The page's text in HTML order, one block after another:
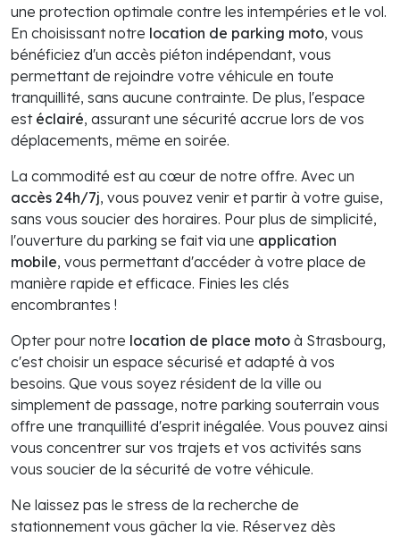
une protection optimale contre les intempéries et le vol.
En choisissant notre location de parking moto, vous
bénéficiez d'un accès piéton indépendant, vous
permettant de rejoindre votre véhicule en toute
tranquillité, sans aucune contrainte. De plus, l'espace
est éclairé, assurant une sécurité accrue lors de vos
déplacements, même en soirée.
La commodité est au cœur de notre offre. Avec un
accès 24h/7j, vous pouvez venir et partir à votre guise,
sans vous soucier des horaires. Pour plus de simplicité,
l'ouverture du parking se fait via une application
mobile, vous permettant d'accéder à votre place de
manière rapide et efficace. Finies les clés
encombrantes !
Opter pour notre location de place moto à Strasbourg,
c'est choisir un espace sécurisé et adapté à vos
besoins. Que vous soyez résident de la ville ou
simplement de passage, notre parking souterrain vous
offre une tranquillité d'esprit inégalée. Vous pouvez ainsi
vous concentrer sur vos trajets et vos activités sans
vous soucier de la sécurité de votre véhicule.
Ne laissez pas le stress de la recherche de
stationnement vous gâcher la vie. Réservez dès